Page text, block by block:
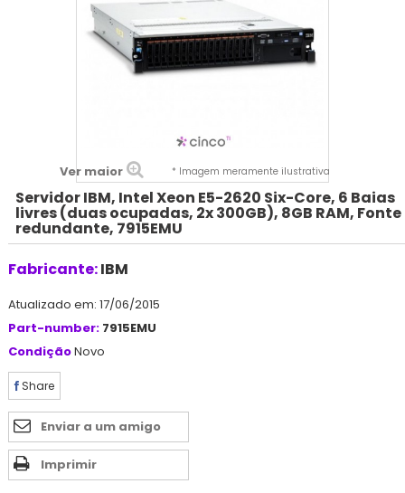
Ver maior * Imagem meramente ilustrativa
Servidor IBM, Intel Xeon E5-2620 Six-Core, 6 Baias
livres (duas ocupadas, 2x 300GB), 8GB RAM, Fonte
redundante, 7915EMU
Fabricante:IBM
Atualizado em: 17/06/2015
Part-number: 7915EMU
CondiçãoNovo
Share
Enviar a um amigo
Imprimir